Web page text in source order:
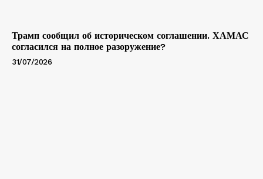
Трамп сообщил об историческом соглашении. ХАМАС
согласился на полное разоружение?
31/07/2026